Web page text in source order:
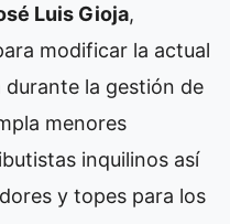
Luis Gioja,
modificar la actual
durante la gestión de
menores
inquilinos así
y topes para los